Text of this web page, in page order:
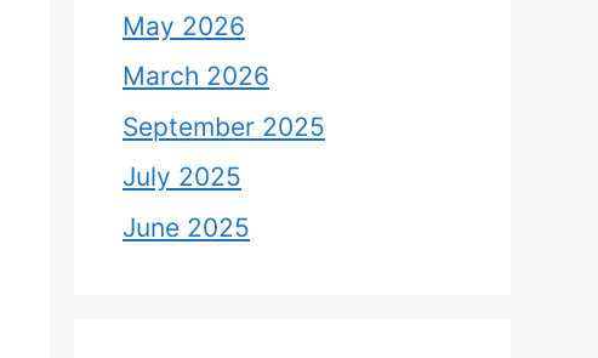
May 2026
March 2026
September 2025
July 2025
June 2025